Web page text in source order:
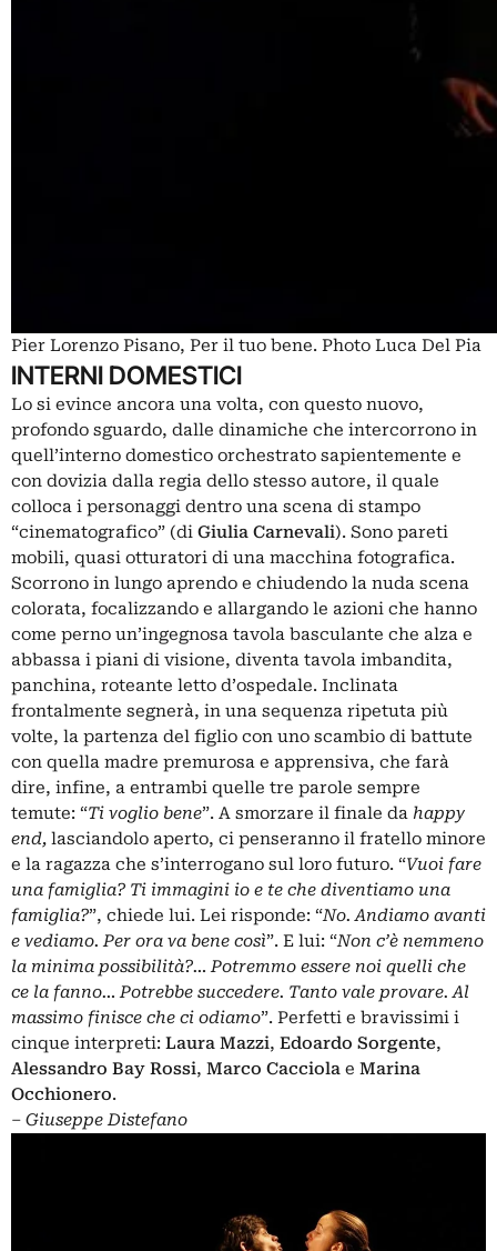
Pier Lorenzo Pisano, Per il tuo bene. Photo Luca Del Pia
INTERNI DOMESTICI
Lo si evince ancora una volta, con questo nuovo,
profondo sguardo, dalle dinamiche che intercorrono in
quell’interno domestico orchestrato sapientemente e
con dovizia dalla regia dello stesso autore, il quale
colloca i personaggi dentro una scena di stampo
“cinematografico” (di Giulia Carnevali). Sono pareti
mobili, quasi otturatori di una macchina fotografica.
Scorrono in lungo aprendo e chiudendo la nuda scena
colorata, focalizzando e allargando le azioni che hanno
come perno un’ingegnosa tavola basculante che alza e
abbassa i piani di visione, diventa tavola imbandita,
panchina, roteante letto d’ospedale. Inclinata
frontalmente segnerà, in una sequenza ripetuta più
volte, la partenza del figlio con uno scambio di battute
con quella madre premurosa e apprensiva, che farà
dire, infine, a entrambi quelle tre parole sempre
temute: “Ti voglio bene”. A smorzare il finale da happy
end, lasciandolo aperto, ci penseranno il fratello minore
e la ragazza che s’interrogano sul loro futuro. “Vuoi fare
una famiglia? Ti immagini io e te che diventiamo una
famiglia?”, chiede lui. Lei risponde: “No. Andiamo avanti
e vediamo. Per ora va bene così”. E lui: “Non c’è nemmeno
la minima possibilità?… Potremmo essere noi quelli che
ce la fanno… Potrebbe succedere. Tanto vale provare. Al
massimo finisce che ci odiamo”. Perfetti e bravissimi i
cinque interpreti: Laura Mazzi, Edoardo Sorgente,
Alessandro Bay Rossi, Marco Cacciola e Marina
Occhionero.
‒ Giuseppe Distefano